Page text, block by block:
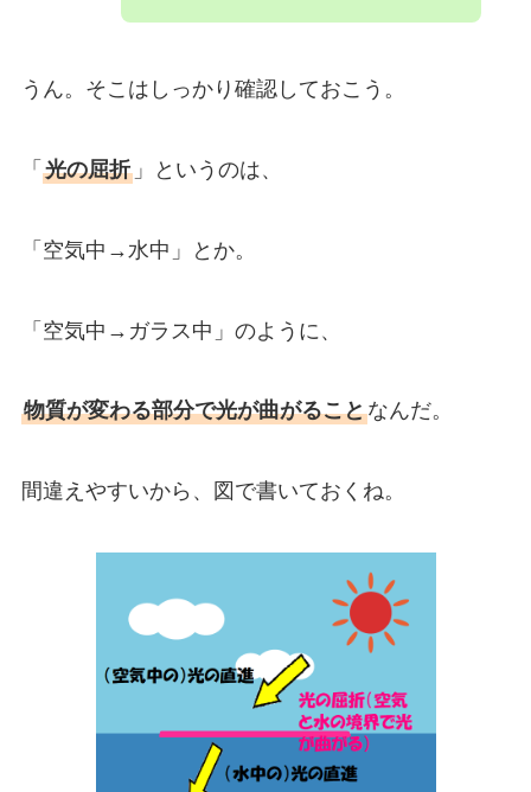
うん。そこはしっかり確認しておこう。
「 光の屈折」というのは、
「空気中→水中」とか。
「空気中→ガラス中」のように、
物質が変わる部分で光が曲がることなんだ。
間違えやすいから、図で書いておくね。